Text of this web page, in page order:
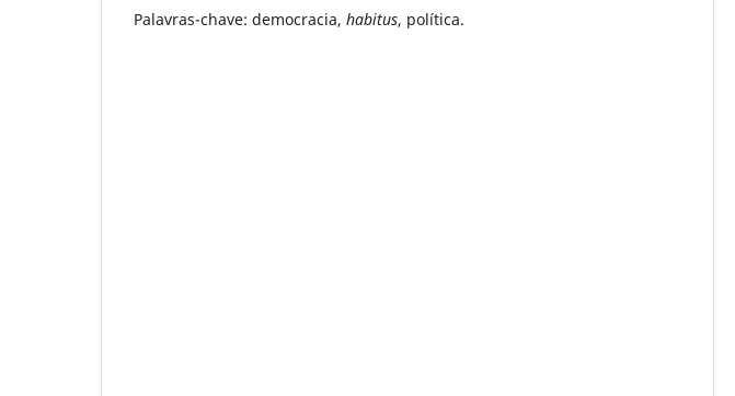
Palavras-chave: democracia, habitus, política.